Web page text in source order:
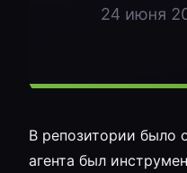
В репозитории было
агента был